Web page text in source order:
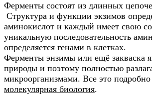
Ферменты состоят из длинных
Структура и функции экзимов
аминокислот и каждый имеет свою
уникальную последовательность
определяется генами в клетках.
Ферменты энзимы или ещё закваска
природы и поэтому полностью
микроорганизмами. Все это подробно
молекулярная биология.